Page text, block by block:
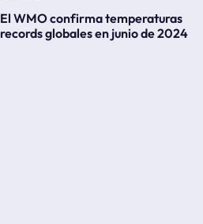
El WMO confirma temperaturas
records globales en junio de 2024